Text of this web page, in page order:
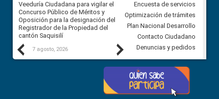
Previous
Veeduría Ciudadana para vigilar el
Concurso Público de Méritos y
Oposición para la designación del
Registrador de la Propiedad del
cantón Saquisilí
7 agosto, 2026
Veeduría Ciudadana para
construcción del asfaltado de
Ballenita del cantón Santa
7 agosto, 2026
Next
Encuesta de servicios
Optimización de trámites
Plan Nacional Desarrollo
Contacto Ciudadano
Denuncias y pedidos